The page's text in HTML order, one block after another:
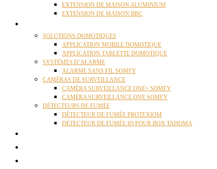
EXTENSION DE MAISON ALUMINIUM
EXTENSION DE MAISON BBC
SOLUTIONS DOMOTIQUES
APPLICATION MOBILE DOMOTIQUE
APPLICATION TABLETTE DOMOTIQUE
SYSTÈMES D’ALARME
ALARME SANS FIL SOMFY
CAMÉRAS DE SURVEILLANCE
CAMÉRA SURVEILLANCE ONE+ SOMFY
CAMÉRA SURVEILLANCE ONE SOMFY
DÉTECTEURS DE FUMÉE
DÉTECTEUR DE FUMÉE PROTEXIOM
DÉTECTEUR DE FUMÉE IO POUR BOX TAHOMA